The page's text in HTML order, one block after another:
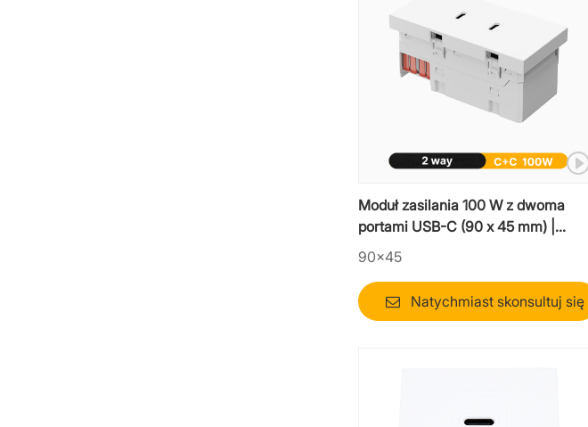
Moduł zasilania 100 W z dwoma
portami USB-C (90 x 45 mm) |
Dwukierunkowa ładowarka Mosaic o
90×45
Natychmiast skonsultuj się